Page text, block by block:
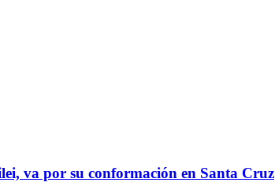
va por su conformación en Santa Cruz